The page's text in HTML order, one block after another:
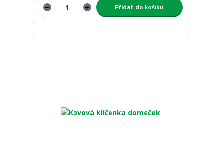
Přidat do košíku